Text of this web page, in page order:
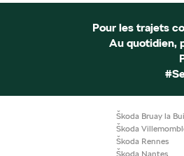
Pour les trajets
Au quotidien,
Škoda Bruay la
Škoda
Škoda Rennes
Škoda Nantes